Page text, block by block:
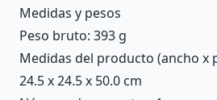
Medidas y pesos
Peso bruto: 393 g
Medidas del producto (ancho x
24.5 x 24.5 x 50.0 cm